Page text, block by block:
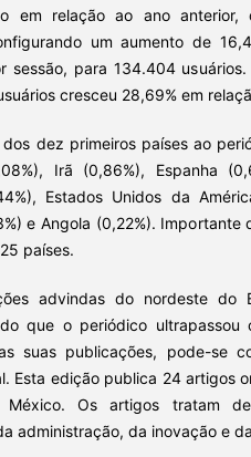
em relação ao ano anterior,
um aumento de
sessão, para 134.404
cresceu 28,69% em
dos dez primeiros países ao
Irã (0,86%), Espanha
Estados Unidos da
e Angola (0,22%).
países.
advindas do nordeste do
que o periódico
suas publicações, pode-se
Esta edição publica 24 artigos
México. Os artigos tratam
administração, da inovação e